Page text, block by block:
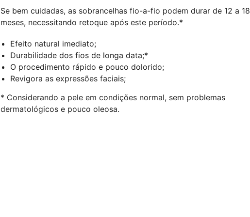
Se bem cuidadas, as sobrancelhas fio-a-fio podem durar de 12 a 18
meses, necessitando retoque após este período.*
Efeito natural imediato;
Durabilidade dos fios de longa data;*
O procedimento rápido e pouco dolorido;
Revigora as expressões faciais;
* Considerando a pele em condições normal, sem problemas
dermatológicos e pouco oleosa.